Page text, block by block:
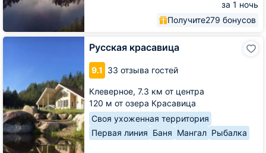
за 1 ночь
Получите279 бонусов
Русская красавица
9.1 33 отзыва гостей
Клеверное, 7.3 км от центра
120 м от озера Красавица
Своя ухоженная территория
Первая линия Баня Мангал Рыбалка
Русская